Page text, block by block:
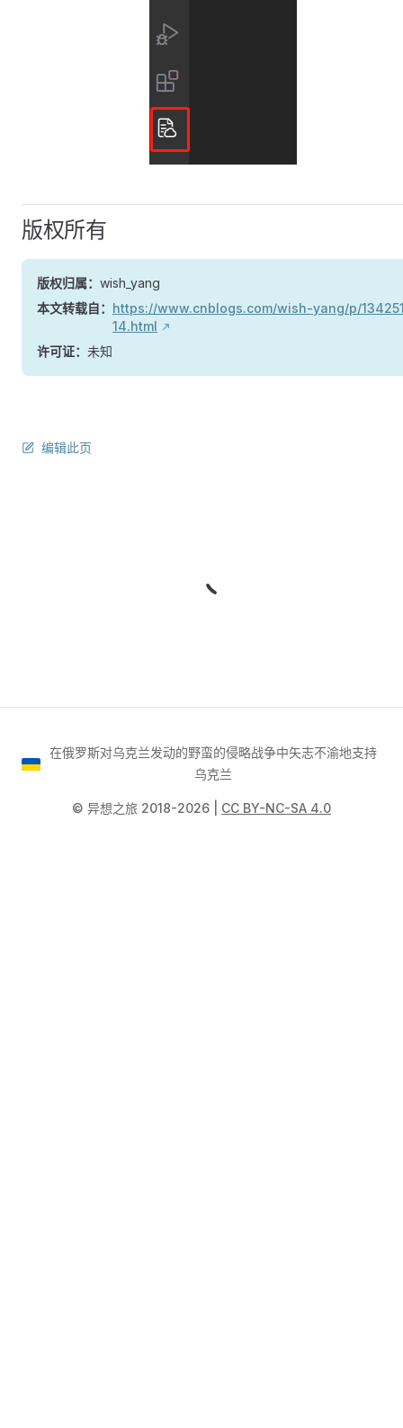
版权所有
版权归属： wish_yang
本文转载自： https://www.cnblogs.com/wish-yang/p/
14.html
许可证： 未知
编辑此页
在俄罗斯对乌克兰发动的野蛮的侵略战争中矢志不渝地支持
乌克兰
©️ 异想之旅 2018-2026 | CC BY-NC-SA 4.0